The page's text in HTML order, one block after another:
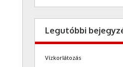
Legutóbbi
Vízkorlátozás